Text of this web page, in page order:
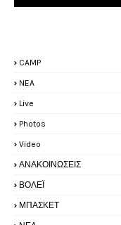
CAMP
NEA
Live
Photos
Video
ΑΝΑΚΟΙΝΩΣΕΙΣ
ΒΟΛΕΪ
ΜΠΑΣΚΕΤ